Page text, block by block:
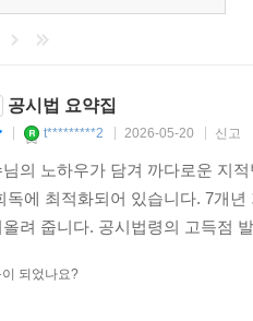
및 지적정리
법
론
등기
등기
공시법 요약집
t*********2 2026-05-20 신고
의 노하우가 담겨 까다로운 지
독에 최적화되어 있습니다. 7개
려 줍니다. 공시법령의 고득점
되었나요?